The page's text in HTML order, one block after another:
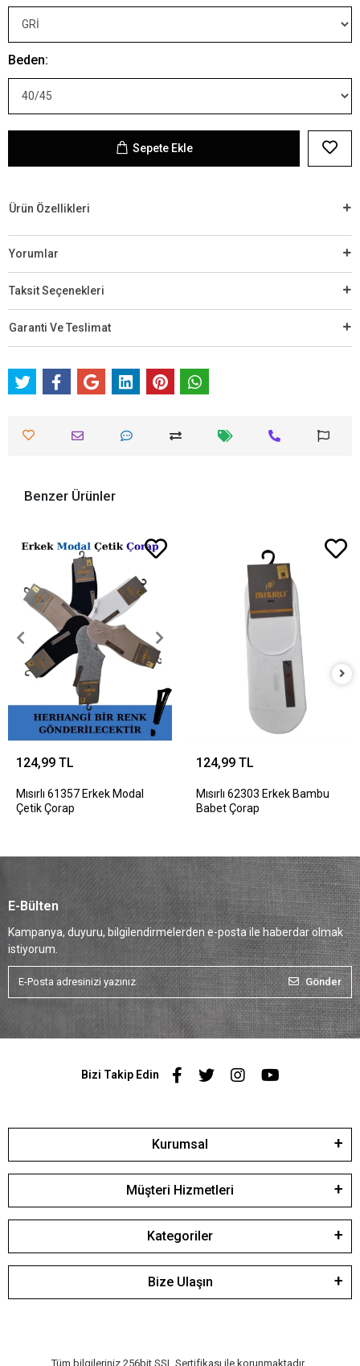
Beden:
Sepete Ekle
Ürün Özellikleri
Yorumlar
Taksit Seçenekleri
Garanti Ve Teslimat
Benzer Ürünler
124,99 TL
Mısırlı 61357 Erkek Modal
Çetik Çorap
124,99 TL
Mısırlı 62303 Erkek Bambu
Babet Çorap
E-Bülten
Kampanya, duyuru, bilgilendirmelerden e-posta ile haberdar olmak
istiyorum.
Gönder
Bizi Takip Edin
Kurumsal
Müşteri Hizmetleri
Kategoriler
Bize Ulaşın
Tüm bilgileriniz 256bit SSL Sertifikası ile korunmaktadır.